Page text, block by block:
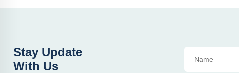
Stay Update
With Us